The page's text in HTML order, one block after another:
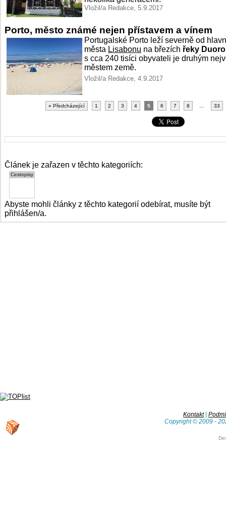
Vložil/a Redakce, 5.9.2017
Porto, město známé nejen přístavem a vínem
Portugalské Porto leží severně od
města Lisabonu na březích řeky Duoro
s cca 240 tisíci obyvateli je druhým
městem země.
Vložil/a Redakce, 4.9.2017
« Předcházející 1 2 3 4 5 6 7 8 33
Článek je zařazen v těchto kategoriích:
Abyste mohli články z těchto kategorií odebírat, musíte být
přihlášen/a.
Kontakt|
Copyright © 2009 -